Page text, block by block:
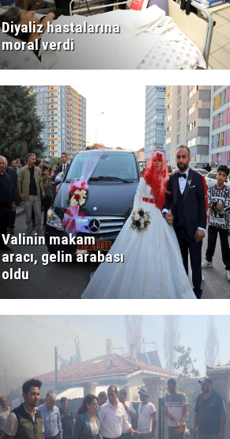
Diyaliz hastalarına
moral verdi
Valinin makam
aracı, gelin arabası
oldu